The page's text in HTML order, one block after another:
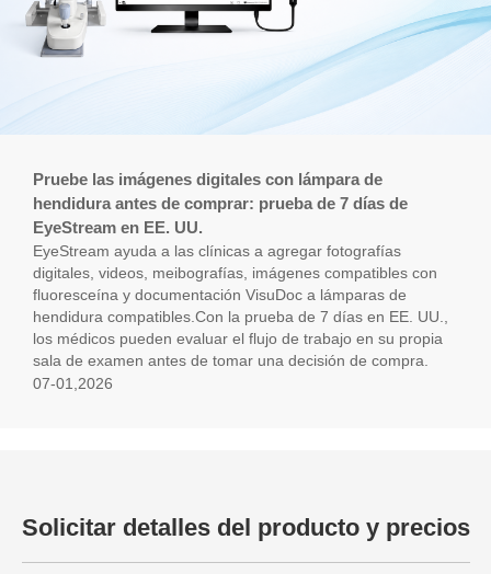
Pruebe las imágenes digitales con lámpara de
hendidura antes de comprar: prueba de 7 días de
EyeStream en EE. UU.
EyeStream ayuda a las clínicas a agregar fotografías
digitales, videos, meibografías, imágenes compatibles con
fluoresceína y documentación VisuDoc a lámparas de
hendidura compatibles.Con la prueba de 7 días en EE. UU.,
los médicos pueden evaluar el flujo de trabajo en su propia
sala de examen antes de tomar una decisión de compra.
07-01,2026
Solicitar detalles del producto y precios